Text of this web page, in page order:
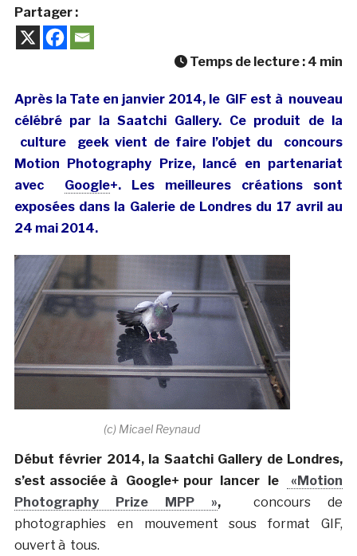
Partager :
Temps de lecture : 4 min
Après la Tate en janvier 2014, le GIF est à nouveau
célébré par la Saatchi Gallery. Ce produit de la
culture geek vient de faire l’objet du concours
Motion Photography Prize, lancé en partenariat
avec Google+. Les meilleures créations sont
exposées dans la Galerie de Londres du 17 avril au
24 mai 2014.
(c) Micael Reynaud
Début février 2014, la Saatchi Gallery de Londres,
s’est associée à Google+ pour lancer le
«Motion
Photography Prize MPP »,concours de
photographies en mouvement sous format GIF,
ouvert à tous.